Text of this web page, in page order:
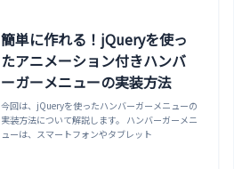
簡単に作れる！jQueryを使っ
たアニメーション付きハンバ
ーガーメニューの実装方法
今回は、jQueryを使ったハンバーガーメニューの
実装方法について解説します。 ハンバーガーメニ
ューは、スマートフォンやタブレット